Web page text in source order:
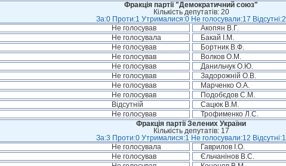
Фракція партії "Демократичний союз"
Кількість депутатів: 20
За:0 Проти:1 Утрималися:0 Не голосували:17 Відсутні:2
Не голосував Акопян В.Г.
Не голосувала Бакай І.М.
Не голосував Бортник В.Ф.
Не голосував Волков О.М.
Не голосував Данильчук О.Ю.
Не голосував Задорожній О.В.
Не голосував Марченко О.А.
Не голосував Подобєдов С.М.
Відсутній Сацюк В.М.
Не голосував Трофименко Л.С.
Фракція партії Зелених України
Кількість депутатів: 17
За:3 Проти:0 Утрималися:1 Не голосували:12 Відсутні:1
Не голосувала Гаврилов І.О.
Не голосував Єльчанінов В.С.